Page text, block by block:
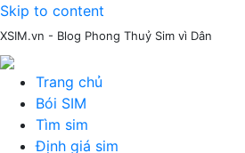
Skip to content
XSIM.vn - Blog Phong Thuỷ Sim vì Dân
Trang chủ
Bói SIM
Tìm sim
Định giá sim